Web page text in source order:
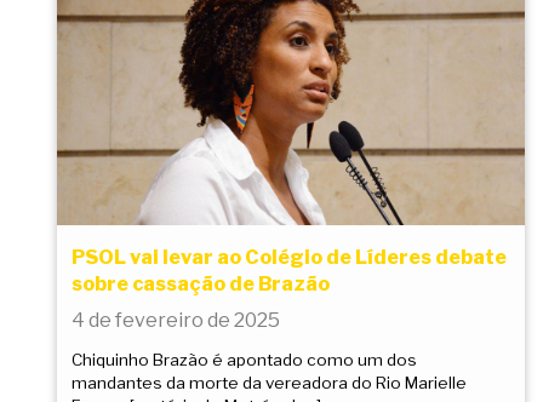
PSOL vai levar ao Colégio de Líderes debate
sobre cassação de Brazão
4 de fevereiro de 2025
Chiquinho Brazão é apontado como um dos
mandantes da morte da vereadora do Rio Marielle